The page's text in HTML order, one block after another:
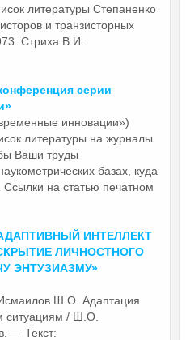
литературы Степаненко
и транзисторных
Стриха В.И.
серии
инновации»)
литературы на журналы
Ваши труды
базах, куда
на статью печатном
ИНТЕЛЛЕКТ
ЛИЧНОСТНОГО
ЭНТУЗИАЗМУ»
Ш.О. Адаптация
ситуациям / Ш.О.
— Текст: